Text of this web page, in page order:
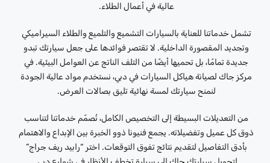
عالية في أعمال الطلاء.
تشمل خدماتنا للعناية بالسيارات التشميع والتلميع والطلاء السيراميكي
وتجديد المقصورة الداخلية. لا تقتصر فوائدها على جعل سيارتك تبدو
جديدة تمامًا، بل تحميها أيضًا من التلف الناتج عن العوامل البيئية. في
مركز جاك لصيانة هياكل السيارات في دبي، نستخدم مواد عالية الجودة
لنمنح سيارتك لمسة نهائية تليق بصالات العرض.
من التعديلات البسيطة إلى التخصيص الكامل، نُصمّم خدماتنا لتناسب
ذوق كل عميل وتفضيلاته. يجمع فنيونا ذوو الخبرة بين الإبداع والاهتمام
بأدق التفاصيل لتقديم نتائج تفوق التوقعات. اختر “رابيد ريف جراج”